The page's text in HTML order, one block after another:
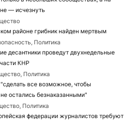
— исчезнуть
районе грибник найден мертвым
Политика
десантники проведут двухнедельные
КНР
Политика
все возможное, чтобы
остались безнаказанными"
Политика
федерации журналистов требуют